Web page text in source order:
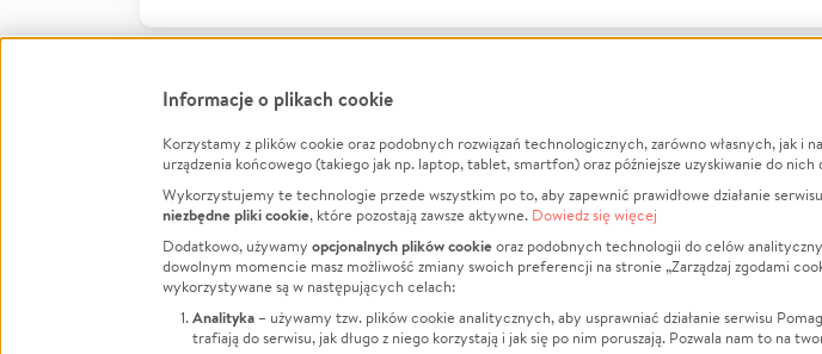
FacebookTwitter Instagram
LinkedInTikTok Youtube
Informacje
Jak to działa?
Regulamin
Polityka Prywatności
Kontakt
O nas
Opinie
Raporty
Za darmo
Dla NGO
Informacje o plikach cookie
Korzystamy z plików cookie oraz podobnych rozwiązań technologicznych, zarówno własnych,
urządzenia końcowego (takiego jak np. laptop, tablet, smartfon) oraz późniejsze uzyskiwanie do nich
Wykorzystujemy te technologie przede wszystkim po to, aby zapewnić prawidłowe działanie
niezbędne pliki cookie, które pozostają zawsze aktywne. Dowiedz się więcej
Dodatkowo, używamy opcjonalnych plików cookieoraz podobnych technologii do celów
dowolnym momencie masz możliwość zmiany swoich preferencji na stronie „Zarządzaj zgodami
wykorzystywane są w następujących celach:
Analityka – używamy tzw. plików cookie analitycznych, aby usprawniać działanie serwisu
trafiają do serwisu, jak długo z niego korzystają i jak się po nim poruszają. Pozwala nam to na